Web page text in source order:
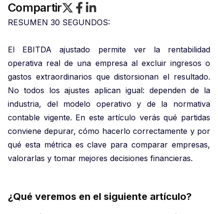
Compartir
RESUMEN 30 SEGUNDOS:
El EBITDA ajustado permite ver la rentabilidad
operativa real de una empresa al excluir ingresos o
gastos extraordinarios que distorsionan el resultado.
No todos los ajustes aplican igual: dependen de la
industria, del modelo operativo y de la normativa
contable vigente. En este artículo verás qué partidas
conviene depurar, cómo hacerlo correctamente y por
qué esta métrica es clave para comparar empresas,
valorarlas y tomar mejores decisiones financieras.
¿Qué veremos en el siguiente artículo?